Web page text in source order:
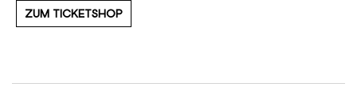
ZUM TICKETSHOP